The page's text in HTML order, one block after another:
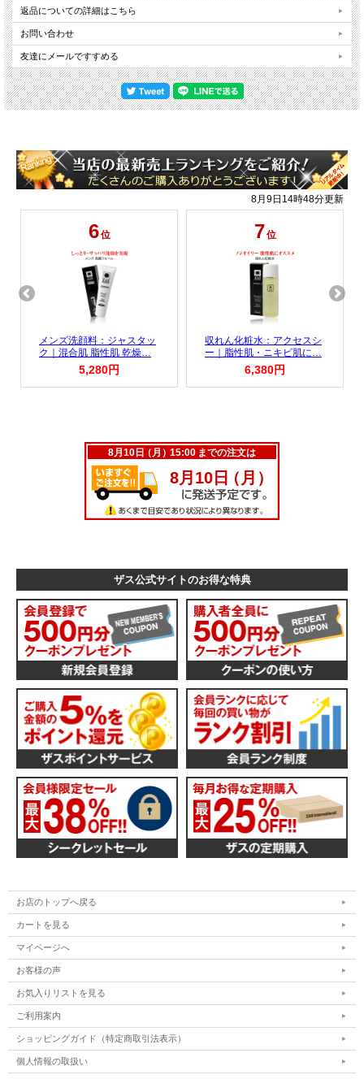
ビズファインカラー コンシーラー
スーパー赤ら顔セット
スーパーにきびセット
返品についての詳細はこちら
お問い合わせ
友達にメールですすめる
ザス公式サイトのお得な特典
お店のトップへ戻る
カートを見る
マイページへ
お客様の声
お気入りリストを見る
ご利用案内
ショッピングガイド（特定商取引法表示）
個人情報の取扱い